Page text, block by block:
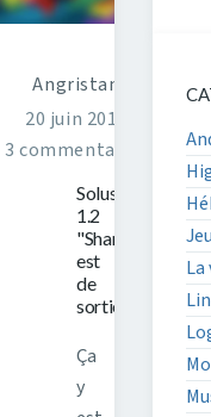
Angristan
20 juin 2016
3 commentaires
Solus
1.2
"Shannon"
est
de
sortie
Ça
y
La